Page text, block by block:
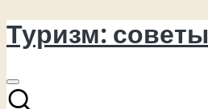
Перейти
к
Туризм: советы